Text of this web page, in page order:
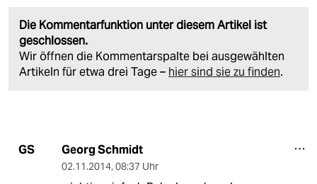
Die Kommentarfunktion unter diesem Artikel ist
geschlossen.
Wir öffnen die Kommentarspalte bei ausgewählten
Artikeln für etwa drei Tage – hier sind sie zu finden.
GS Georg Schmidt
02.11.2014, 08:37 Uhr